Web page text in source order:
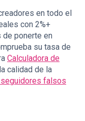
en todo el
con 2%+
de ponerte en
su tasa de
Calculadora de
calidad de la
falsos